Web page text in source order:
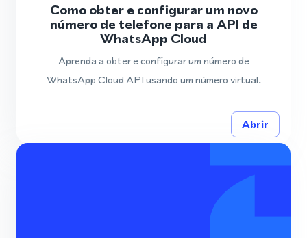
Como obter e configurar um novo
número de telefone para a API de
WhatsApp Cloud
Aprenda a obter e configurar um número de
WhatsApp Cloud API usando um número virtual.
Abrir